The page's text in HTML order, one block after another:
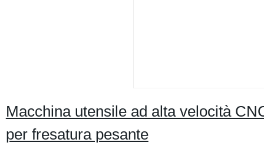
Macchina utensile ad alta velocità
per fresatura pesante